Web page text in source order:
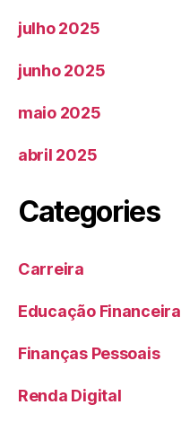
julho 2025
junho 2025
maio 2025
abril 2025
Categories
Carreira
Educação Financeira
Finanças Pessoais
Renda Digital